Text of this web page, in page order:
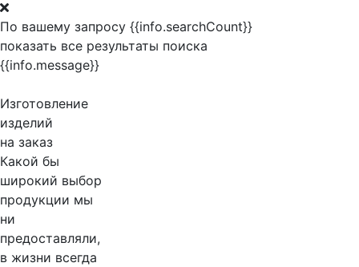
По вашему запросу {{info.searchCount}}
показать все результаты поиска
{{info.message}}
Изготовление
изделий
на заказ
Какой бы
широкий выбор
продукции мы
ни
предоставляли,
в жизни всегда